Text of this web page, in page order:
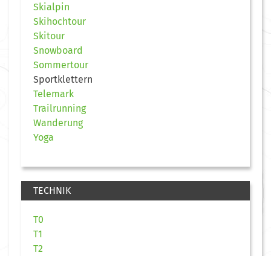
Skialpin
Skihochtour
Skitour
Snowboard
Sommertour
Sportklettern
Telemark
Trailrunning
Wanderung
Yoga
TECHNIK
T0
T1
T2